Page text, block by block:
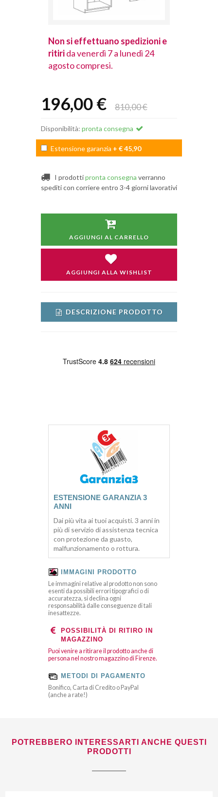
Non si effettuano spedizioni e
ritirida venerdì 7 a lunedì 24
agosto compresi.
196,00 € 810,00 €
Disponibilità: pronta consegna
Estensione garanzia + € 45,90
I prodottipronta consegna verranno
spediti con corriere entro 3-4 giorni lavorativi
AGGIUNGI AL CARRELLO
AGGIUNGI ALLA WISHLIST
DESCRIZIONE PRODOTTO
ESTENSIONE GARANZIA 3
ANNI
Dai più vita ai tuoi acquisti. 3 anni in
più di servizio di assistenza tecnica
con protezione da guasto,
malfunzionamento o rottura.
IMMAGINI PRODOTTO
Le immagini relative al prodotto non sono
esenti da possibili errori tipografici o di
accuratezza, si declina ogni
responsabilità dalle conseguenze di tali
inesattezze.
POSSIBILITÀ DI RITIRO IN
MAGAZZINO
Puoi venire a ritirare il prodotto anche di
persona nel nostro magazzino di Firenze.
METODI DI PAGAMENTO
Bonifico, Carta di Credito o PayPal
(anche a rate!)
POTREBBERO INTERESSARTI ANCHE QUESTI
PRODOTTI